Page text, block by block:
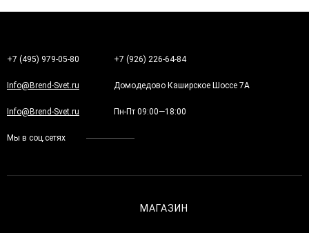
+7 (495) 979-05-80 +7 (926) 226-64-84
Info@Brend-Svet.ru Домодедово Каширское Шоссе 7А
Info@Brend-Svet.ru Пн-Пт 09:00—18:00
Мы в соц.сетях
МАГАЗИН